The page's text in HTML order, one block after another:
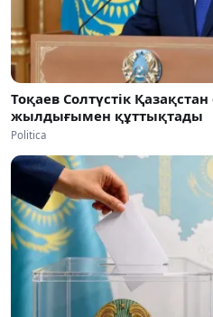
Тоқаев Солтүстік
жылдығымен құттықтады
Politica